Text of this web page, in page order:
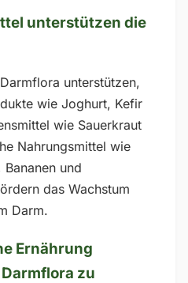
unterstützen die
unterstützen,
wie Joghurt, Kefir
wie Sauerkraut
Nahrungsmittel wie
und
das Wachstum
Darm.
Ernährung
zu